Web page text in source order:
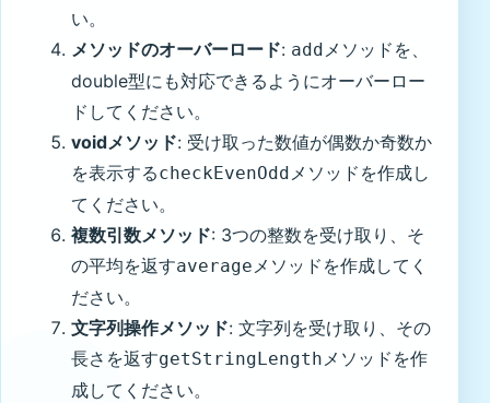
い。
メソッドのオーバーロード: add メソッドを、
double型にも対応できるようにオーバーロー
ドしてください。
voidメソッド: 受け取った数値が偶数か奇数か
を表示するcheckEvenOdd メソッドを作成し
てください。
複数引数メソッド: 3つの整数を受け取り、そ
の平均を返すaverageメソッドを作成してく
ださい。
文字列操作メソッド: 文字列を受け取り、その
長さを返すgetStringLengthメソッドを作
成してください。